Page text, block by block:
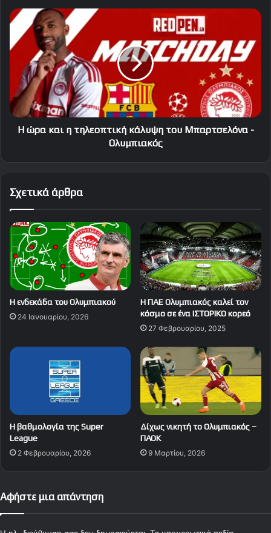
Η
ώρα
και
η
τηλεοπτική
κάλυψη
του
Μπαρτσελόνα
-
Ολυμπιακός
Η ώρα και η τηλεοπτική κάλυψη του Μπαρτσελόνα -
Ολυμπιακός
Σχετικά άρθρα
Η ενδεκάδα του Ολυμπιακού
24 Ιανουαρίου, 2026
Η ΠΑΕ Ολυμπιακός καλεί τον
κόσμο σε ένα ΙΣΤΟΡΙΚΟ κορεό
27 Φεβρουαρίου, 2025
Η βαθμολογία της Super
League
2 Φεβρουαρίου, 2026
Δίχως νικητή το Ολυμπιακός –
ΠΑΟΚ
9 Μαρτίου, 2026
Αφήστε μια απάντηση